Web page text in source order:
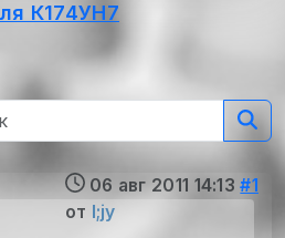
К174УН7
06 авг 2011 14:13 #1
от l;jy